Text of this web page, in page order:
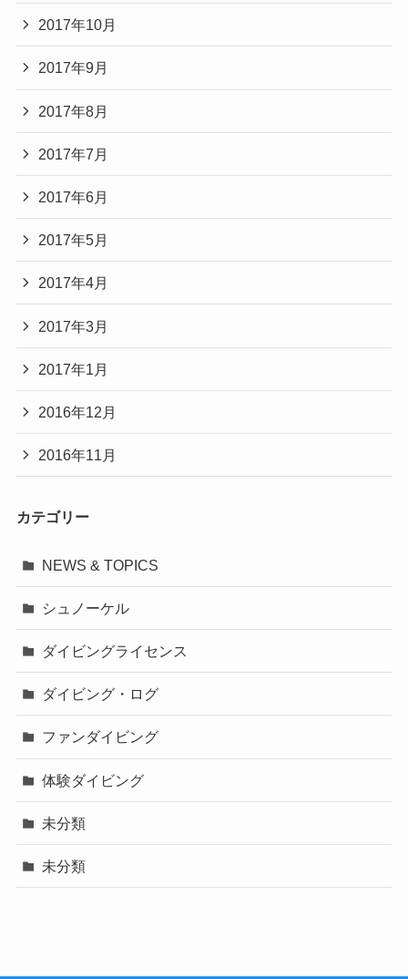
2017年10月
2017年9月
2017年8月
2017年7月
2017年6月
2017年5月
2017年4月
2017年3月
2017年1月
2016年12月
2016年11月
カテゴリー
NEWS & TOPICS
シュノーケル
ダイビングライセンス
ダイビング・ログ
ファンダイビング
体験ダイビング
未分類
未分類